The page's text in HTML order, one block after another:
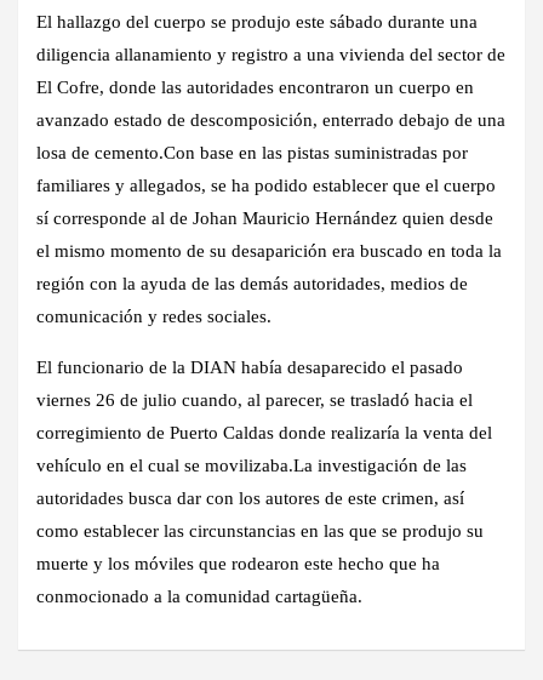
El hallazgo del cuerpo se produjo este sábado durante una
diligencia allanamiento y registro a una vivienda del sector de
El Cofre, donde las autoridades encontraron un cuerpo en
avanzado estado de descomposición, enterrado debajo de una
losa de cemento.Con base en las pistas suministradas por
familiares y allegados, se ha podido establecer que el cuerpo
sí corresponde al de Johan Mauricio Hernández quien desde
el mismo momento de su desaparición era buscado en toda la
región con la ayuda de las demás autoridades, medios de
comunicación y redes sociales.
El funcionario de la DIAN había desaparecido el pasado
viernes 26 de julio cuando, al parecer, se trasladó hacia el
corregimiento de Puerto Caldas donde realizaría la venta del
vehículo en el cual se movilizaba.La investigación de las
autoridades busca dar con los autores de este crimen, así
como establecer las circunstancias en las que se produjo su
muerte y los móviles que rodearon este hecho que ha
conmocionado a la comunidad cartagüeña.